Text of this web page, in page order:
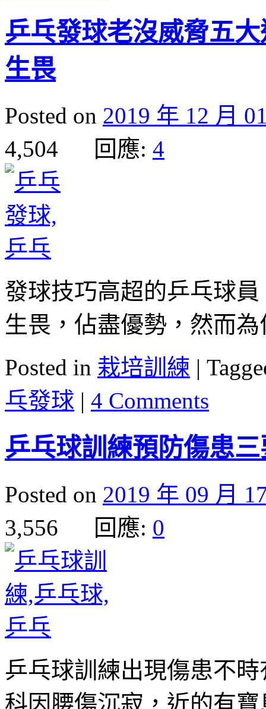
乒乓發球老沒威脅五
生畏
Posted on 2019 年 12 月
4,504 回應: 4
發球技巧高超的乒乓球
生畏，佔盡優勢，然而
Posted in 栽培訓練 |
乓發球 | 4 Comments
乒乓球訓練預防傷患
Posted on 2019 年 09 月
3,556 回應: 0
乒乓球訓練出現傷患不
科因腰傷沉寂，近的有